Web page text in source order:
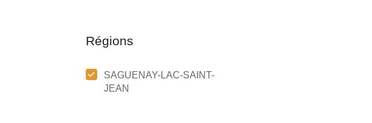
Régions
SAGUENAY-LAC-SAINT-
JEAN